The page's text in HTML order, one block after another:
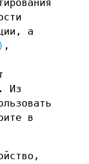
а
,
Из
в